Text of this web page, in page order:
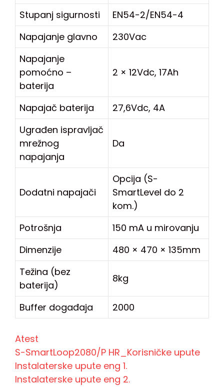
Stupanj sigurnosti
EN54-2/EN54-4
Napajanje glavno
230Vac
Napajanje
pomoćno –
baterija
2 × 12Vdc, 17Ah
Napajač baterija
27,6Vdc, 4A
Ugrađen ispravljač
mrežnog
napajanja
Da
Dodatni napajači
Opcija (S-
SmartLevel do 2
kom.)
Potrošnja
150 mA u mirovanju
Dimenzije
480 × 470 × 135mm
Težina (bez
baterija)
8kg
Buffer događaja 2000
Atest
S-SmartLoop2080/P HR_Korisničke upute
Instalaterske upute eng 1.
Instalaterske upute eng 2.